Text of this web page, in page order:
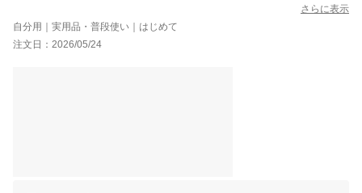
さらに表示
自分用｜実用品・普段使い｜はじめて
注文日：2026/05/24